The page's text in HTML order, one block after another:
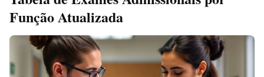
Função Atualizada